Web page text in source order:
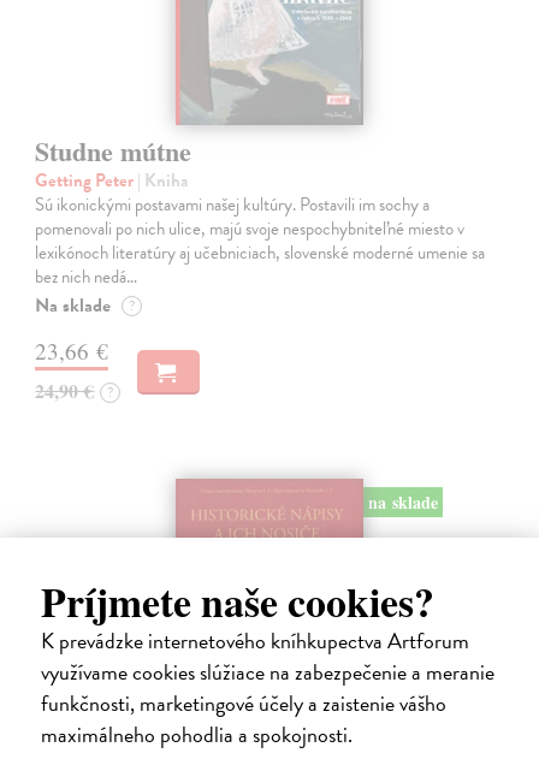
Príjmete naše cookies?
K prevádzke internetového kníhkupectva Artforum
využívame cookies slúžiace na zabezpečenie a meranie
funkčnosti, marketingové účely a zaistenie vášho
maximálneho pohodlia a spokojnosti.
Studne mútne
Getting Peter| Kniha
Sú ikonickými postavami našej kultúry. Postavili im sochy a
pomenovali po nich ulice, majú svoje nespochybniteľné miesto v
lexikónoch literatúry aj učebniciach, slovenské moderné umenie sa
bez nich nedá…
Na sklade ?
23,66 €
24,90 € ?
na sklade